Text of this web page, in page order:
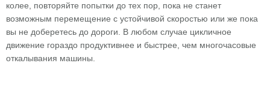
колее, повторяйте попытки до тех пор, пока не станет
возможным перемещение с устойчивой скоростью или же пока
вы не доберетесь до дороги. В любом случае цикличное
движение гораздо продуктивнее и быстрее, чем многочасовые
откалывания машины.